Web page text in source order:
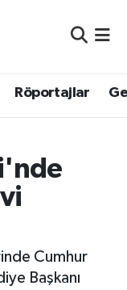
Röportajlar
Cumhur
Başkanı